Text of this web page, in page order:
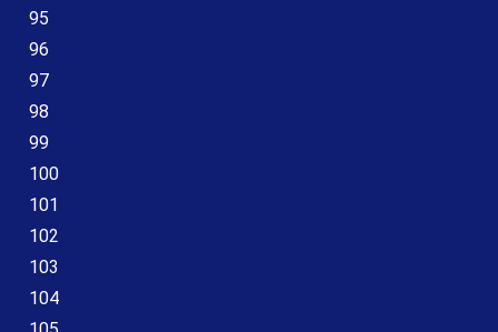
95
96
97
98
99
100
101
102
103
104